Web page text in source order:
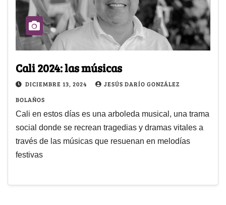
Cali 2024: las músicas
DICIEMBRE 13, 2024
JESÚS DARÍO GONZÁLEZ
BOLAÑOS
Cali en estos días es una arboleda musical, una trama
social donde se recrean tragedias y dramas vitales a
través de las músicas que resuenan en melodías
festivas